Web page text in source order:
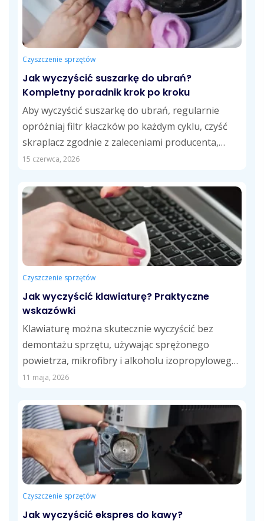
Czyszczenie sprzętów
Jak wyczyścić suszarkę do ubrań?
Kompletny poradnik krok po kroku
Aby wyczyścić suszarkę do ubrań, regularnie
opróżniaj filtr kłaczków po każdym cyklu, czyść
skraplacz zgodnie z zaleceniami producenta,
opróżniaj zbiornik...
15 czerwca, 2026
Czyszczenie sprzętów
Jak wyczyścić klawiaturę? Praktyczne
wskazówki
Klawiaturę można skutecznie wyczyścić bez
demontażu sprzętu, używając sprężonego
powietrza, mikrofibry i alkoholu izopropylowego.
Regularne usuwanie kurzu, tłustych śladów i...
11 maja, 2026
Czyszczenie sprzętów
Jak wyczyścić ekspres do kawy?